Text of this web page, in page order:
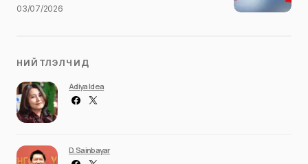
03/07/2026
НИЙТЛЭЛЧИД
Adiya Idea
D. Sainbayar